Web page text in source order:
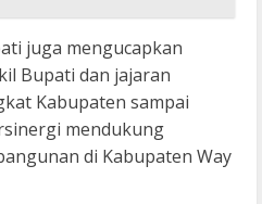
juga mengucapkan
Bupati dan jajaran
Kabupaten sampai
mendukung
di Kabupaten Way